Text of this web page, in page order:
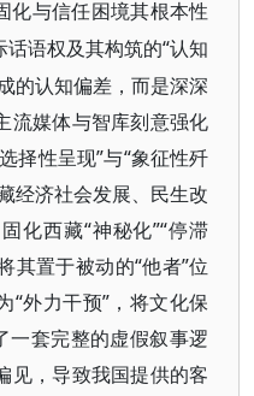
化与信任困境其根本性
话语权及其构筑的“认知
的认知偏差，而是深深
流媒体与智库刻意强化
择性呈现”与“象征性歼
经济社会发展、民生改
化西藏“神秘化”“停滞
其置于被动的“他者”位
“外力干预”，将文化保
一套完整的虚假叙事逻
见，导致我国提供的客